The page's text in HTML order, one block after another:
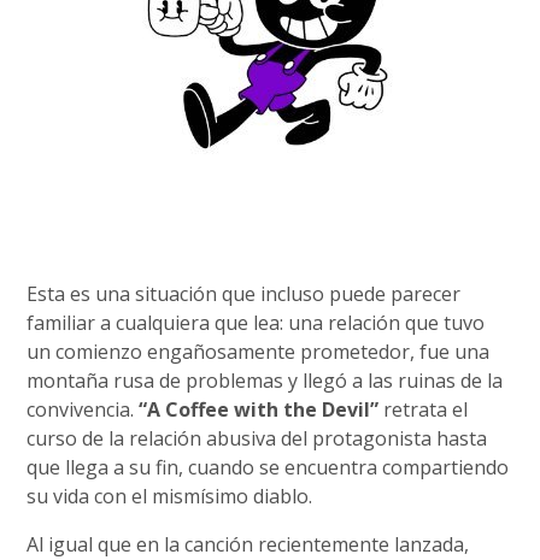
Esta es una situación que incluso puede parecer
familiar a cualquiera que lea: una relación que tuvo
un comienzo engañosamente prometedor, fue una
montaña rusa de problemas y llegó a las ruinas de la
convivencia.“A Coffee with the Devil” retrata el
curso de la relación abusiva del protagonista hasta
que llega a su fin, cuando se encuentra compartiendo
su vida con el mismísimo diablo.
Al igual que en la canción recientemente lanzada,